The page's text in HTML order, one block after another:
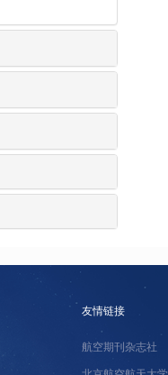
友情链接
航空期刊杂志社